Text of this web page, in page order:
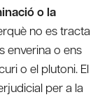
o la
no es tracta
enverina o ens
o el plutoni. El
per a la